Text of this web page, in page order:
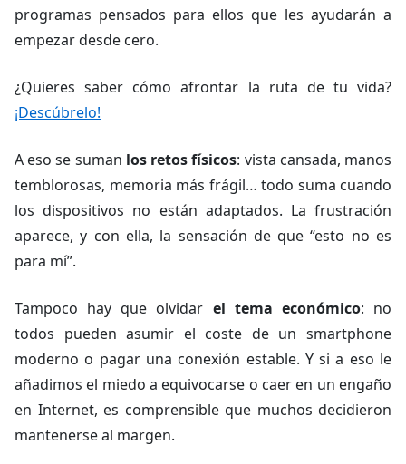
programas pensados para ellos que les ayudarán a
empezar desde cero.
¿Quieres saber cómo afrontar la ruta de tu vida?
¡Descúbrelo!
A eso se suman los retos físicos: vista cansada, manos
temblorosas, memoria más frágil… todo suma cuando
los dispositivos no están adaptados. La frustración
aparece, y con ella, la sensación de que “esto no es
para mí”.
Tampoco hay que olvidar el tema económico: no
todos pueden asumir el coste de un smartphone
moderno o pagar una conexión estable. Y si a eso le
añadimos el miedo a equivocarse o caer en un engaño
en Internet, es comprensible que muchos decidieron
mantenerse al margen.